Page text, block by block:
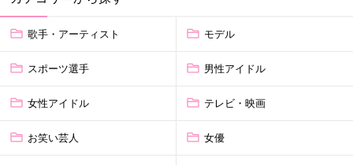
歌手・アーティスト モデル
スポーツ選手 男性アイドル
女性アイドル テレビ・映画
お笑い芸人 女優